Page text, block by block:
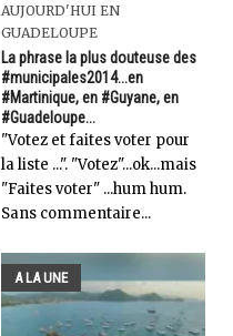
AUJOURD'HUI EN
GUADELOUPE
La phrase la plus douteuse des
#municipales2014...en
#Martinique, en #Guyane, en
#Guadeloupe...
"Votez et faites voter pour
la liste ...". "Votez"...ok...mais
"Faites voter" ...hum hum.
Sans commentaire...
A LA UNE